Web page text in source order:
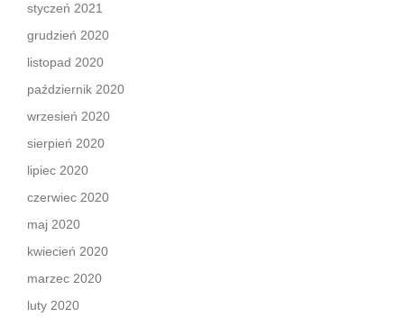
styczeń 2021
grudzień 2020
listopad 2020
październik 2020
wrzesień 2020
sierpień 2020
lipiec 2020
czerwiec 2020
maj 2020
kwiecień 2020
marzec 2020
luty 2020